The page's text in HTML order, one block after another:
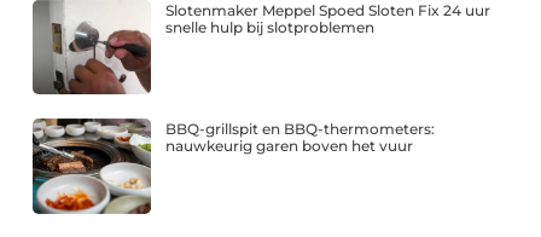
Slotenmaker Meppel Spoed Sloten Fix 24 uur
snelle hulp bij slotproblemen
BBQ-grillspit en BBQ-thermometers:
nauwkeurig garen boven het vuur